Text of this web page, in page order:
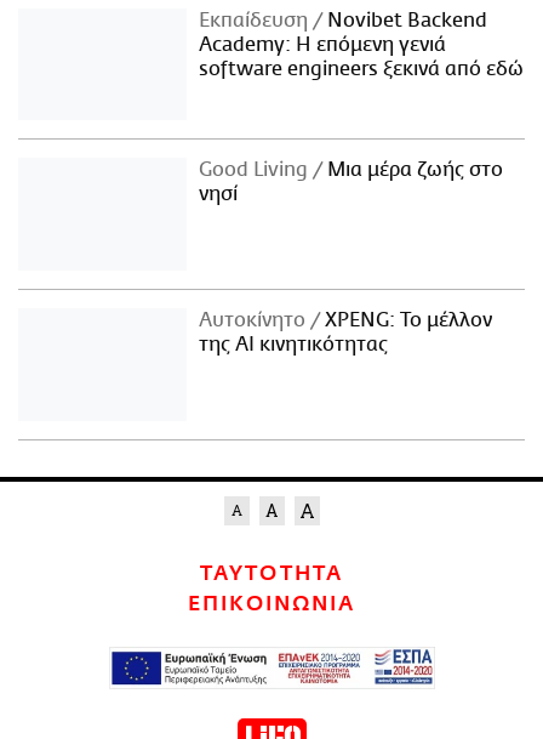
Εκπαίδευση
Novibet Backend
Academy: Η επόμενη γενιά
software engineers ξεκινά από εδώ
Good Living
Μια μέρα ζωής στο
νησί
Αυτοκίνητο
XPENG: Το μέλλον
της AI κινητικότητας
ΤΑΥΤΟΤΗΤΑ
ΕΠΙΚΟΙΝΩΝΙΑ